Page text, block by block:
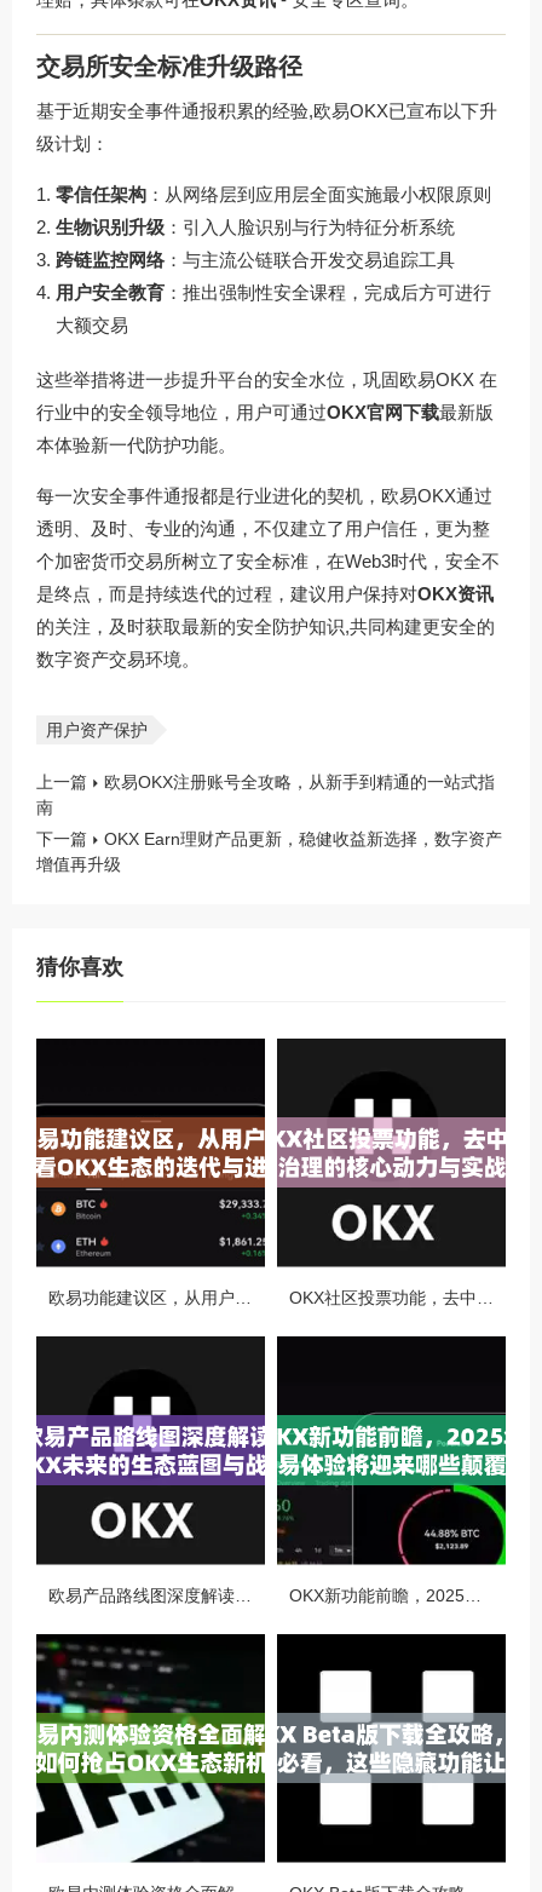
交易所安全标准升级路径
基于近期安全事件通报积累的经验,欧易OKX已宣布以下升
级计划：
零信任架构 ：从网络层到应用层全面实施最小权限原则
生物识别升级 ：引入人脸识别与行为特征分析系统
跨链监控网络：与主流公链联合开发交易追踪工具
用户安全教育 ：推出强制性安全课程，完成后方可进行
大额交易
这些举措将进一步提升平台的安全水位，巩固欧易OKX 在
行业中的安全领导地位，用户可通过OKX官网下载最新版
本体验新一代防护功能。
每一次安全事件通报都是行业进化的契机，欧易OKX通过
透明、及时、专业的沟通，不仅建立了用户信任，更为整
个加密货币交易所树立了安全标准，在Web3时代，安全不
是终点，而是持续迭代的过程，建议用户保持对OKX资讯
的关注，及时获取最新的安全防护知识,共同构建更安全的
数字资产交易环境。
用户资产保护
上一篇
欧易OKX注册账号全攻略，从新手到精通的一站式指
南
下一篇
OKX Earn理财产品更新，稳健收益新选择，数字资产
增值再升级
猜你喜欢